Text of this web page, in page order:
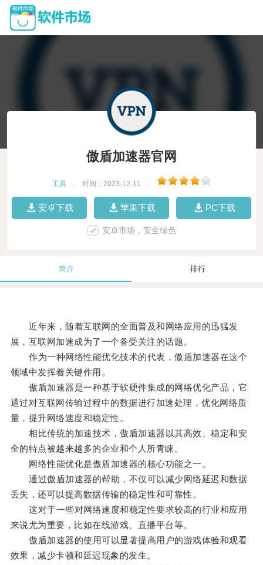
傲盾加速器官网
工具 时间：2023-12-11
安卓下载 苹果下载 PC下载
安卓市场，安全绿色
简介 排行
近年来，随着互联网的全面普及和网络应用的迅猛发
展，互联网加速成为了一个备受关注的话题。
作为一种网络性能优化技术的代表，傲盾加速器在这个
领域中发挥着关键作用。
傲盾加速器是一种基于软硬件集成的网络优化产品，它
通过对互联网传输过程中的数据进行加速处理，优化网络质
量，提升网络速度和稳定性。
相比传统的加速技术，傲盾加速器以其高效、稳定和安
全的特点被越来越多的企业和个人所青睐。
网络性能优化是傲盾加速器的核心功能之一。
通过傲盾加速器的帮助，不仅可以减少网络延迟和数据
丢失，还可以提高数据传输的稳定性和可靠性。
这对于一些对网络速度和稳定性要求较高的行业和应用
来说尤为重要，比如在线游戏、直播平台等。
傲盾加速器的使用可以显著提高用户的游戏体验和观看
效果，减少卡顿和延迟现象的发生。